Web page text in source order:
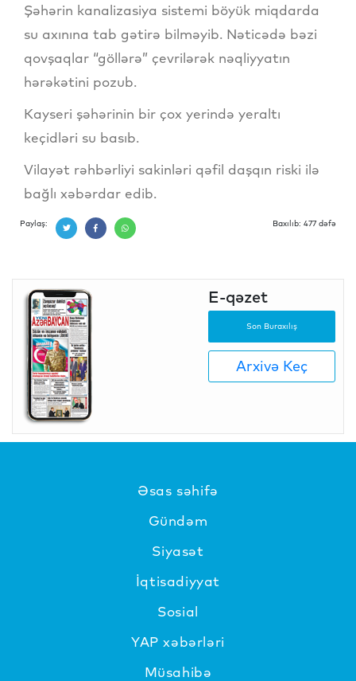
Şəhərin kanalizasiya sistemi böyük miqdarda
su axınına tab gətirə bilməyib. Nəticədə bəzi
qovşaqlar “göllərə” çevrilərək nəqliyyatın
hərəkətini pozub.
Kayseri şəhərinin bir çox yerində yeraltı
keçidləri su basıb.
Vilayət rəhbərliyi sakinləri qəfil daşqın riski ilə
bağlı xəbərdar edib.
Paylaş: Baxılıb: 477 dəfə
E-qəzet
Son Buraxılış
Arxivə Keç
Əsas səhifə
Gündəm
Siyasət
İqtisadiyyat
Sosial
YAP xəbərləri
Müsahibə